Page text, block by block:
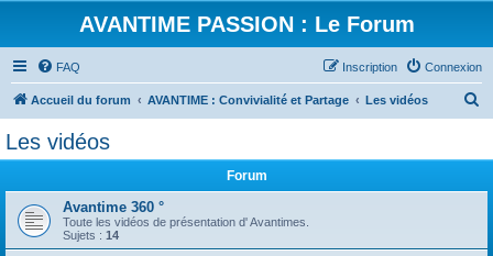
AVANTIME PASSION : Le Forum
FAQ Connexion
Inscription
Accueil du forum AVANTIME : Convivialité et Partage Les vidéos
Les vidéos
Forum
Avantime 360 °
Toute les vidéos de présentation d' Avantimes.
Sujets : 14